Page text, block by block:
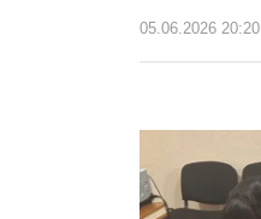
05.06.2026 20:20